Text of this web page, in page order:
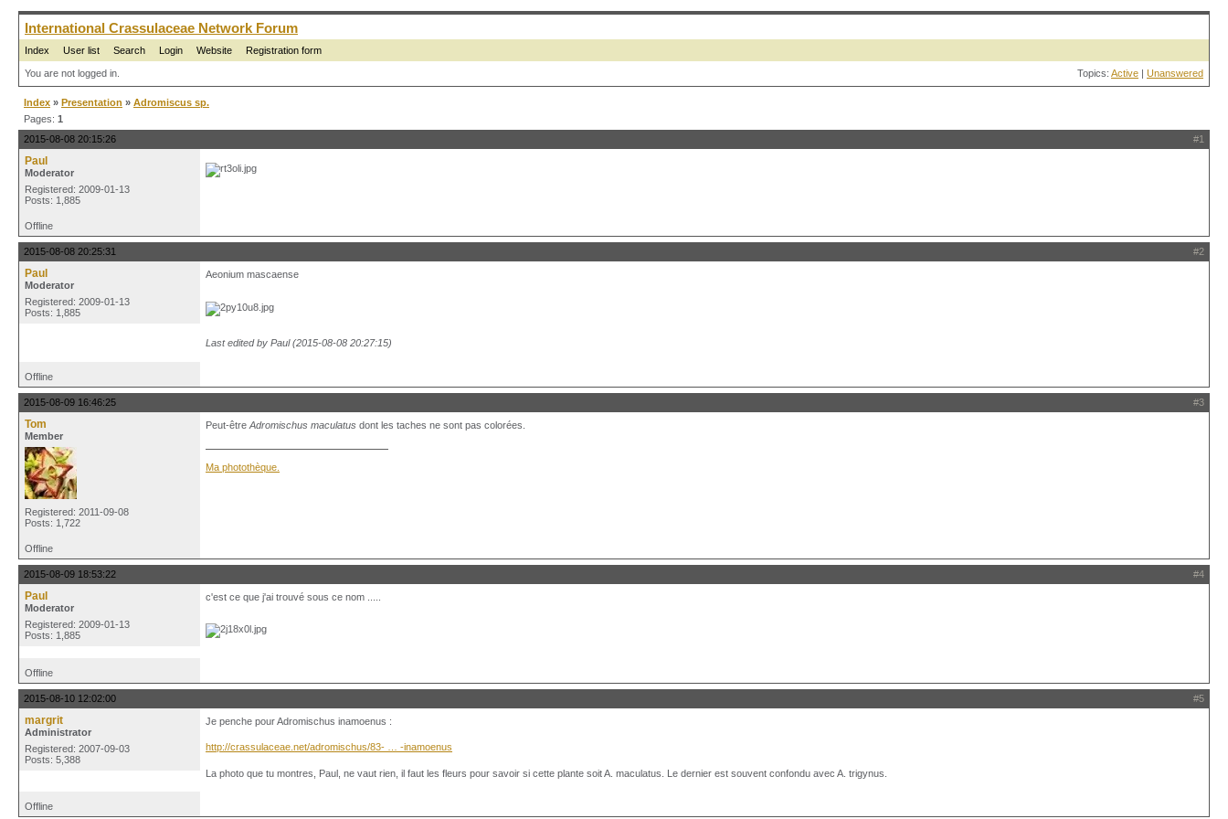
International Crassulaceae Network Forum
Index User list Search Login Website Registration form
You are not logged in. Topics: Active | Unanswered
Index » Presentation » Adromiscus sp.
Pages: 1
#1
2015-08-08 20:15:26
Paul
Moderator
Registered: 2009-01-13
Posts: 1,885
Offline
#2
2015-08-08 20:25:31
Paul
Moderator
Registered: 2009-01-13
Posts: 1,885
Aeonium mascaense
Last edited by Paul (2015-08-08 20:27:15)
Offline
#3
2015-08-09 16:46:25
Tom
Member
Registered: 2011-09-08
Posts: 1,722
Peut-être Adromischus maculatus dont les taches ne sont pas colorées.
Ma photothèque.
Offline
#4
2015-08-09 18:53:22
Paul
Moderator
Registered: 2009-01-13
Posts: 1,885
c'est ce que j'ai trouvé sous ce nom .....
Offline
#5
2015-08-10 12:02:00
margrit
Administrator
Registered: 2007-09-03
Posts: 5,388
Je penche pour Adromischus inamoenus :
http://crassulaceae.net/adromischus/83- … -inamoenus
La photo que tu montres, Paul, ne vaut rien, il faut les fleurs pour savoir si cette plante soit A. maculatus. Le dernier est souvent confondu avec A. trigynus.
Offline